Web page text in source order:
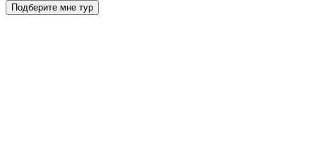
Подберите мне тур